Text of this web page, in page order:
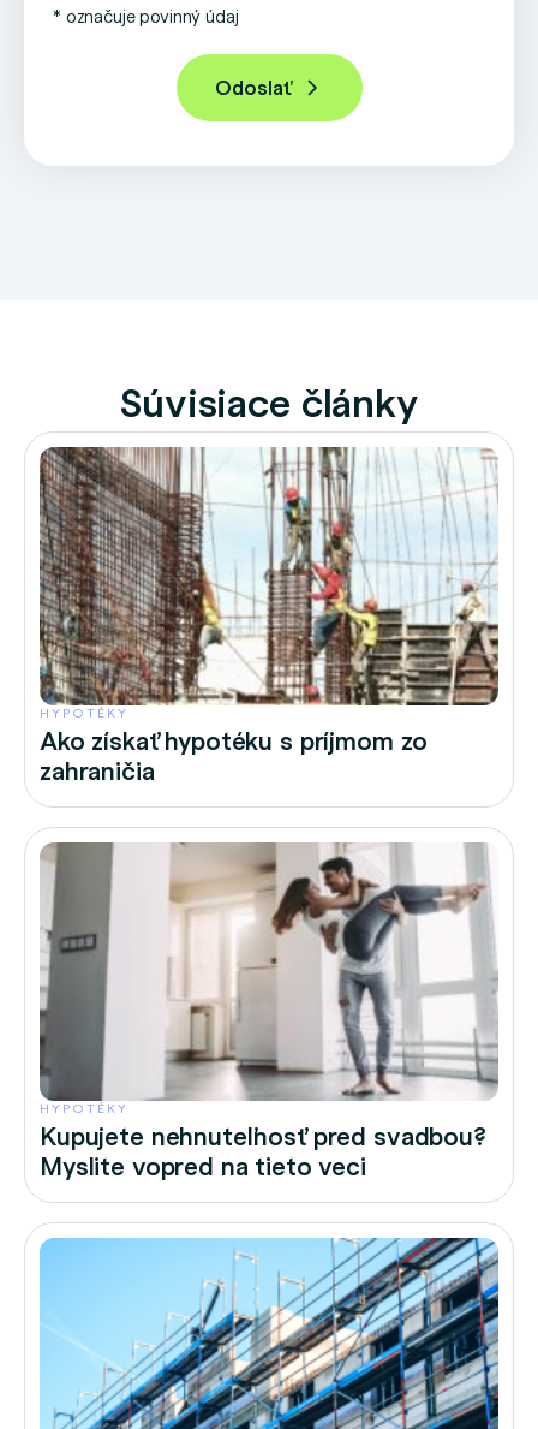
* označuje povinný údaj
Súvisiace články
HYPOTÉKY
Ako získať hypotéku s príjmom zo
zahraničia
HYPOTÉKY
Kupujete nehnuteľnosť pred svadbou?
Myslite vopred na tieto veci